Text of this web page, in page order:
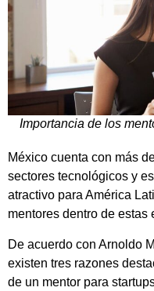
Importancia de los
México cuenta con más
sectores tecnológicos y
atractivo para América
mentores dentro de estas
De acuerdo con Arnoldo
existen tres razones
de un mentor para